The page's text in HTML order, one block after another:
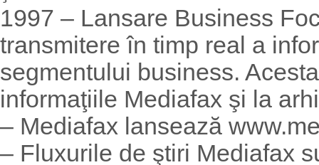
1997 – Lansare Business
transmitere în timp real a
segmentului business.
informaţiile Mediafax şi la
– Mediafax lansează
– Fluxurile de ştiri Mediafax